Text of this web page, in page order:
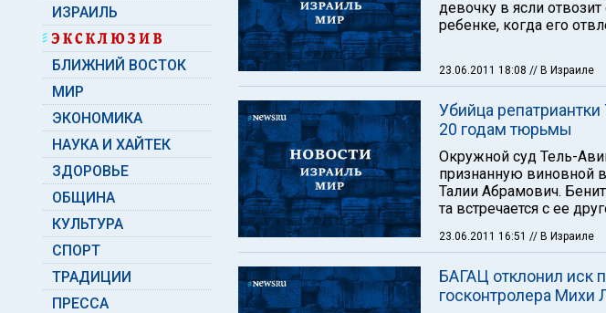
ИЗРАИЛЬ
БЛИЖНИЙ ВОСТОК
МИР
ЭКОНОМИКА
НАУКА И ХАЙТЕК
ЗДОРОВЬЕ
ОБЩИНА
КУЛЬТУРА
СПОРТ
ТРАДИЦИИ
ПРЕССА
девочку в ясли
ребенке, когда его
23.06.2011 18:08 // В Израиле
Убийца
20 годам тюрьмы
Окружной суд Тель-
признанную виновной
Талии Абрамович.
та встречается с ее
23.06.2011 16:51 // В Израиле
БАГАЦ отклонил иск
госконтролера Михи